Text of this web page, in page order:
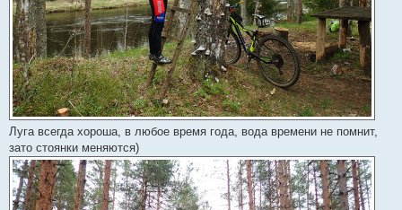
Луга всегда хороша, в любое время года, вода времени не помнит,
зато стоянки меняются)